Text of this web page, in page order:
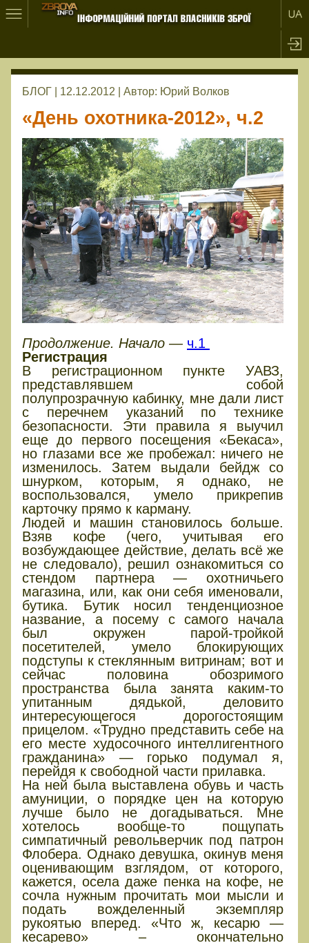
БЛОГ | 12.12.2012 | Автор: Юрий Волков
«День охотника-2012», ч.2
Продолжение. Начало — ч.1
Регистрация
В регистрационном пункте УАВЗ,
представлявшем собой
полупрозрачную кабинку, мне дали лист
с перечнем указаний по технике
безопасности. Эти правила я выучил
еще до первого посещения «Бекаса»,
но глазами все же пробежал: ничего не
изменилось. Затем выдали бейдж со
шнурком, которым, я однако, не
воспользовался, умело прикрепив
карточку прямо к карману.
Людей и машин становилось больше.
Взяв кофе (чего, учитывая его
возбуждающее действие, делать всё же
не следовало), решил ознакомиться со
стендом партнера — охотничьего
магазина, или, как они себя именовали,
бутика. Бутик носил тенденциозное
название, а посему с самого начала
был окружен парой-тройкой
посетителей, умело блокирующих
подступы к стеклянным витринам; вот и
сейчас половина обозримого
пространства была занята каким-то
упитанным дядькой, деловито
интересующегося дорогостоящим
прицелом. «Трудно представить себе на
его месте худосочного интеллигентного
гражданина» — горько подумал я,
перейдя к свободной части прилавка.
На ней была выставлена обувь и часть
амуниции, о порядке цен на которую
лучше было не догадываться. Мне
хотелось вообще-то пощупать
симпатичный револьверчик под патрон
Флобера. Однако девушка, окинув меня
оценивающим взглядом, от которого,
кажется, осела даже пенка на кофе, не
сочла нужным прочитать мои мысли и
подать вожделенный экземпляр
рукоятью вперед. «Что ж, кесарю —
кесарево» – окончательно